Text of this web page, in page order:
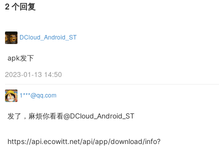
2 个回复
DCloud_Android_ST
apk发下
2023-01-13 14:50
1***@qq.com
发了，麻烦你看看@DCloud_Android_ST
https://api.ecowitt.net/api/app/download/info?